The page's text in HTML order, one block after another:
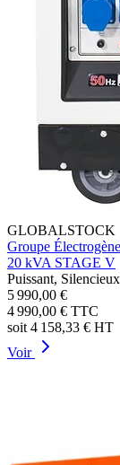
GLOBALSTOCK
Groupe
20 kVA STAGE V
Puissant,
5 990,00 €
4 990,00 € TTC
soit 4 158,33 € HT
Voir